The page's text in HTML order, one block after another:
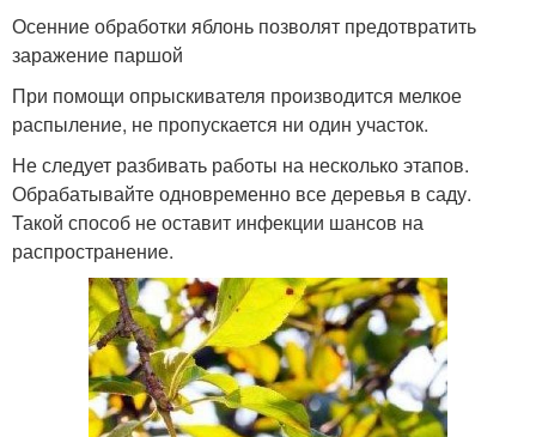
Осенние обработки яблонь позволят предотвратить
заражение паршой
При помощи опрыскивателя производится мелкое
распыление, не пропускается ни один участок.
Не следует разбивать работы на несколько этапов.
Обрабатывайте одновременно все деревья в саду.
Такой способ не оставит инфекции шансов на
распространение.